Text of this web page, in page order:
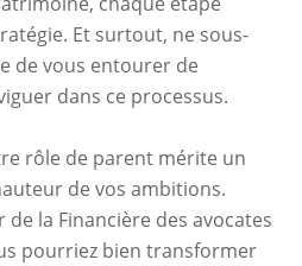
Et surtout, ne sous-
de vous entourer de
dans ce processus.
rôle de parent mérite un
de vos ambitions.
de la Financière des avocates
pourriez bien transformer